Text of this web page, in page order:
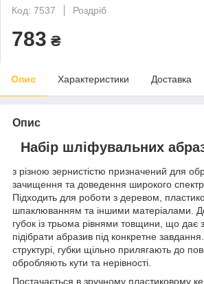
Код: 7537
Роздріб
783 ₴
Опис Характеристики Доставка
Опис
Набір шліфувальних
з різною зернистістю призначений для
зачищення та доведення широкого
Підходить для роботи з деревом,
шпаклюванням та іншими матеріалами.
губок із трьома рівнями товщини, що дає
підібрати абразив під конкретне
структурі, губки щільно прилягають до
обробляють кути та нерівності.
Постачається в зручному пластиковому